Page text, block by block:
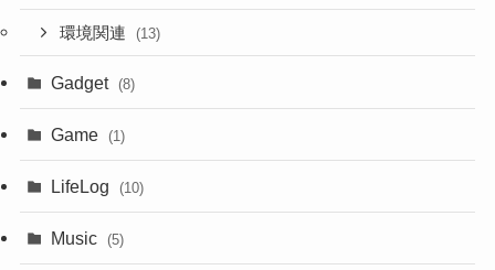
環境関連 (13)
Gadget (8)
Game (1)
LifeLog (10)
Music (5)